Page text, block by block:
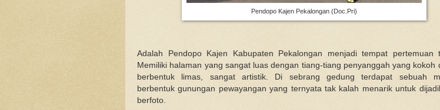
Pendopo Kajen Pekalongan (Doc.Pri)
Adalah Pendopo Kajen Kabupaten Pekalongan menjadi tempat pertemuan
Memiliki halaman yang sangat luas dengan tiang-tiang penyanggah yang kokoh
berbentuk limas, sangat artistik. Di sebrang gedung terdapat sebuah
berbentuk gunungan pewayangan yang ternyata tak kalah menarik untuk
berfoto.